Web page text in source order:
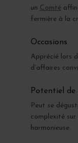
un Comté
fermière à la
Occasions
Apprécié lors
d’affaires
Potentiel de
Peut se
complexité
harmonieuse.